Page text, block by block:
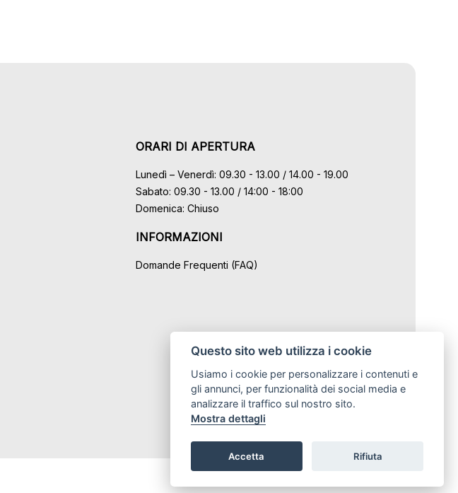
Questo sito web utilizza i cookie
Usiamo i cookie per personalizzare i contenuti e
gli annunci, per funzionalità dei social media e
analizzare il traffico sul nostro sito.
Mostra dettagli
Accetta Rifiuta
ORARI DI APERTURA
Lunedì – Venerdì: 09.30 - 13.00 / 14.00 - 19.00
Sabato: 09.30 - 13.00 / 14:00 - 18:00
Domenica: Chiuso
INFORMAZIONI
Domande Frequenti (FAQ)